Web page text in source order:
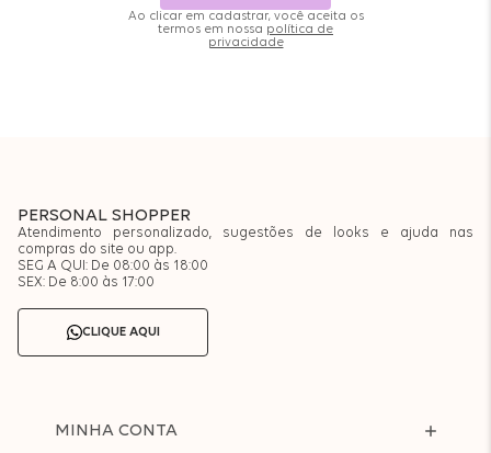
Ao clicar em cadastrar, você aceita os
termos em nossa política de
privacidade
PERSONAL SHOPPER
Atendimento personalizado, sugestões de looks e ajuda nas
compras do site ou app.
SEG A QUI: De 08:00 às 18:00
SEX: De 8:00 às 17:00
CLIQUE AQUI
MINHA CONTA